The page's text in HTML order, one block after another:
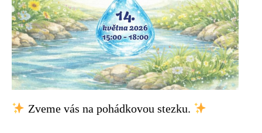
Zveme vás na pohádkovou stezku.